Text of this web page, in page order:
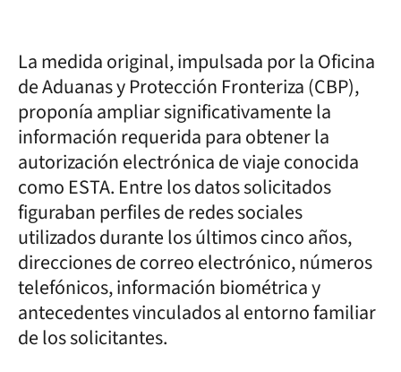
La medida original, impulsada por la Oficina
de Aduanas y Protección Fronteriza (CBP),
proponía ampliar significativamente la
información requerida para obtener la
autorización electrónica de viaje conocida
como ESTA. Entre los datos solicitados
figuraban perfiles de redes sociales
utilizados durante los últimos cinco años,
direcciones de correo electrónico, números
telefónicos, información biométrica y
antecedentes vinculados al entorno familiar
de los solicitantes.